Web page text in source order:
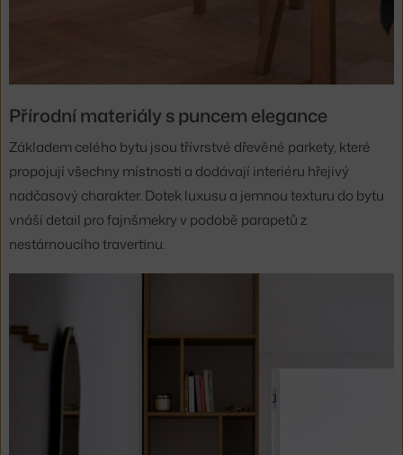
Přírodní materiály s puncem elegance
Základem celého bytu jsou třívrstvé dřevěné parkety, které
propojují všechny místnosti a dodávají interiéru hřejivý
nadčasový charakter. Dotek luxusu a jemnou texturu do bytu
vnáší detail pro fajnšmekry v podobě parapetů z
nestárnoucího travertinu.